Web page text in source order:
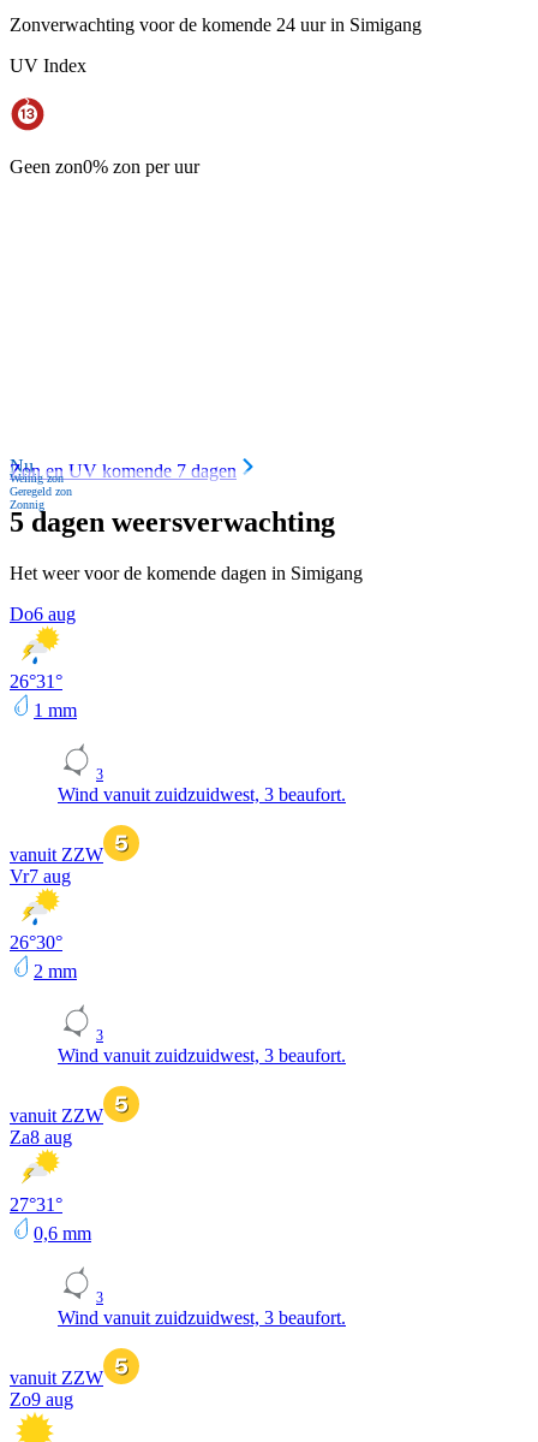
Zonverwachting voor de komende 24 uur in Simigang
UV Index
Geen zon0% zon per uur
Nu
Weinig zon
Geregeld zon
Zonnig
Zon en UV komende 7 dagen
5 dagen weersverwachting
Het weer voor de komende dagen in Simigang
Do6 aug
26°31°
1 mm
3
Wind vanuit zuidzuidwest, 3 beaufort.
vanuit ZZW
Vr7 aug
26°30°
2 mm
3
Wind vanuit zuidzuidwest, 3 beaufort.
vanuit ZZW
Za8 aug
27°31°
0,6 mm
3
Wind vanuit zuidzuidwest, 3 beaufort.
vanuit ZZW
Zo9 aug